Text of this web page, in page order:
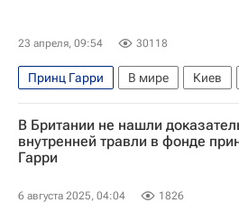
23 апреля, 09:54 30118
Принц Гарри В мире Киев
Стамбул
Владимир Зеленский
Давид Арахамия
Sun
Верховная Рада Украины
В Британии не нашли
внутренней травли в фонде
Гарри
6 августа 2025, 04:04 1826